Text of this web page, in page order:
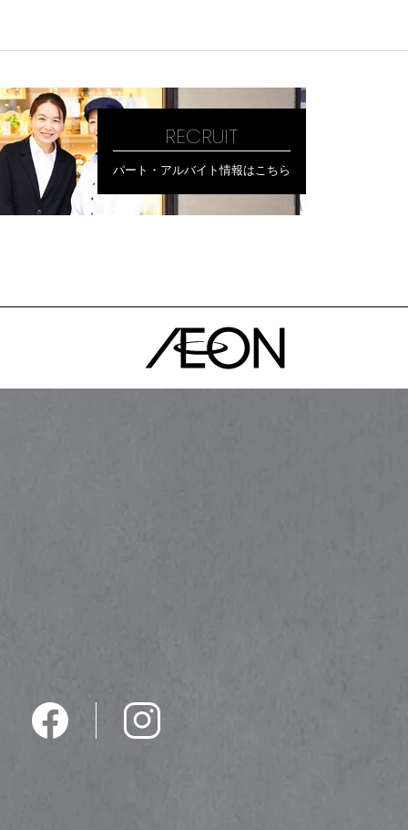
RECRUIT
パート・アルバイト情報はこちら